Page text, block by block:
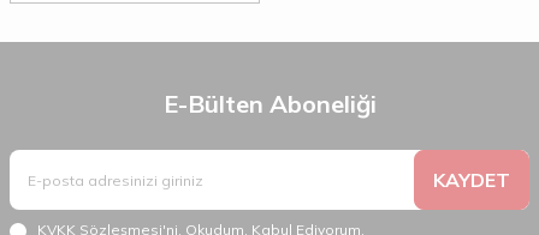
E-Bülten Aboneliği
KAYDET
KVKK Sözleşmesi'ni, Okudum, Kabul Ediyorum.